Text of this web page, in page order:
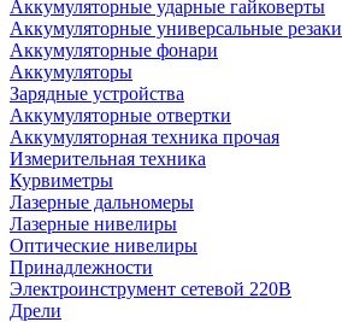
Аккумуляторные ударные гайковерты
Аккумуляторные универсальные резаки
Аккумуляторные фонари
Аккумуляторы
Зарядные устройства
Аккумуляторные отвертки
Аккумуляторная техника прочая
Измерительная техника
Курвиметры
Лазерные дальномеры
Лазерные нивелиры
Оптические нивелиры
Принадлежности
Электроинструмент сетевой 220В
Дрели